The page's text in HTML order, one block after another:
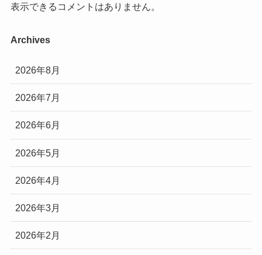
表示できるコメントはありません。
Archives
2026年8月
2026年7月
2026年6月
2026年5月
2026年4月
2026年3月
2026年2月